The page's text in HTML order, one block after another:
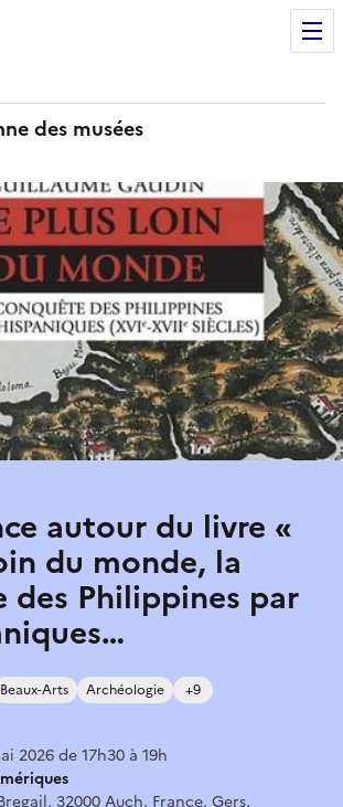
des musées
autour du livre «
du monde, la
des Philippines par
Beaux-Arts Archéologie +9
2026 de 17h30 à 19h
32000 Auch, France, Gers,